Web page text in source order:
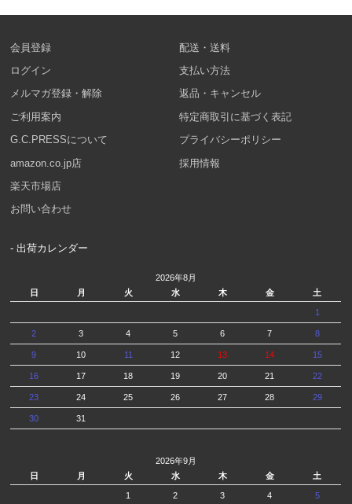
会員登録
ログイン
メルマガ登録・解除
ご利用案内
G.C.PRESSについて
amazon.co.jp店
楽天市場店
お問い合わせ
配送・送料
支払い方法
返品・キャンセル
特定商取引に基づく表記
プライバシーポリシー
採用情報
- 出荷カレンダー
2026年8月
日
月 火 水 木 金 土
1
2 3 4 5 6 7 8
9 10 11 12 13 14 15
16 17 18 19 20 21 22
23 24 25 26 27 28 29
30 31
2026年9月
日
月 火 水 木 金 土
1 2 3 4 5